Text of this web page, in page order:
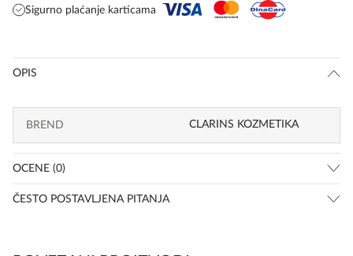
Sigurno plaćanje karticama
OPIS
BREND CLARINS KOZMETIKA
OCENE (0)
ČESTO POSTAVLJENA PITANJA